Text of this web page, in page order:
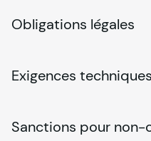
Obligations légales
Exigences techniques
Sanctions pour